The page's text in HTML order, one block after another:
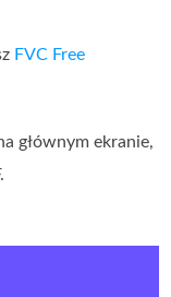
FVC Free
głównym ekranie,